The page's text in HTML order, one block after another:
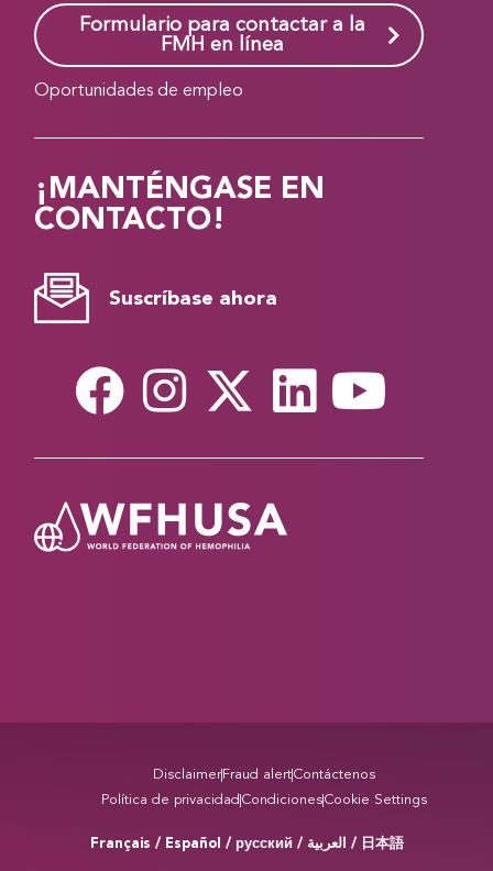
Formulario para contactar a la
FMH en línea
Oportunidades de empleo
¡MANTÉNGASE EN
CONTACTO!
Suscríbase ahora
Disclaimer Fraud alertContáctenos
Política de privacidad CondicionesCookie Settings
Français / Español / русский / العربية / 日本語